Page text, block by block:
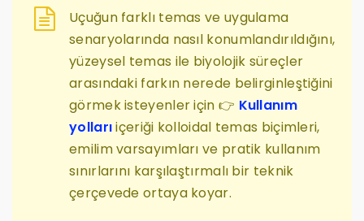
Uçuğun farklı temas ve uygulama
senaryolarında nasıl konumlandırıldığını,
yüzeysel temas ile biyolojik süreçler
arasındaki farkın nerede belirginleştiğini
görmek isteyenler için 👉 Kullanım
yollarıiçeriği kolloidal temas biçimleri,
emilim varsayımları ve pratik kullanım
sınırlarını karşılaştırmalı bir teknik
çerçevede ortaya koyar.